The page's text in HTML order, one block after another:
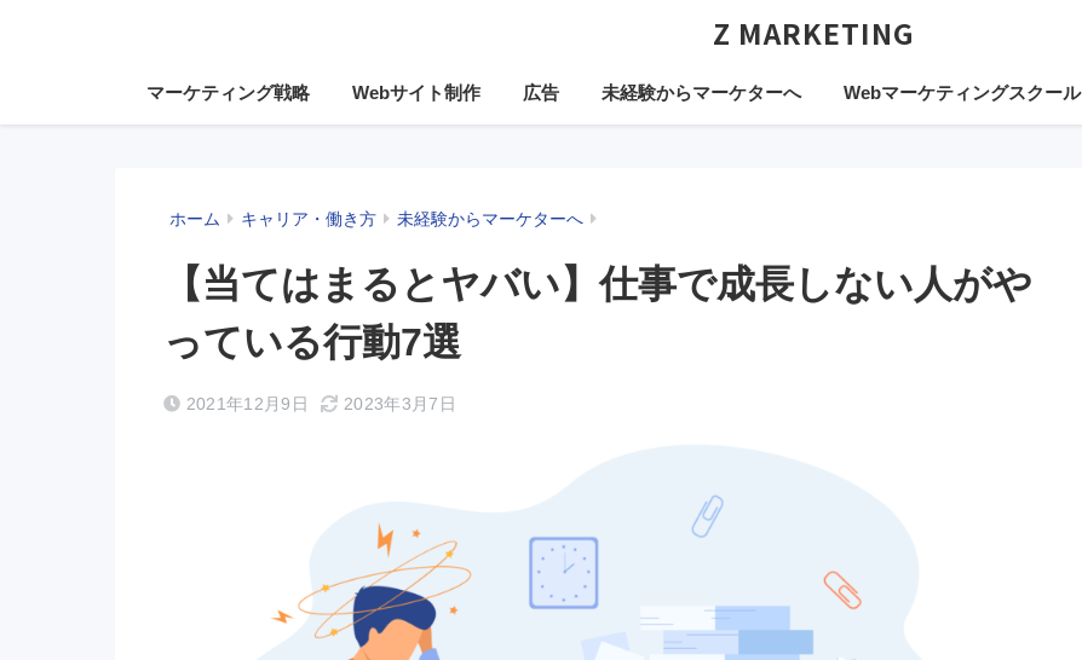
Z MARKETING
マーケティング戦略 Webサイト制作 広告 未経験からマーケターへ Webマーケティングスクール
ホーム キャリア・働き方 未経験からマーケターへ
【当てはまるとヤバい】仕事で成長しない人がや
っている行動7選
2021年12月9日 2023年3月7日